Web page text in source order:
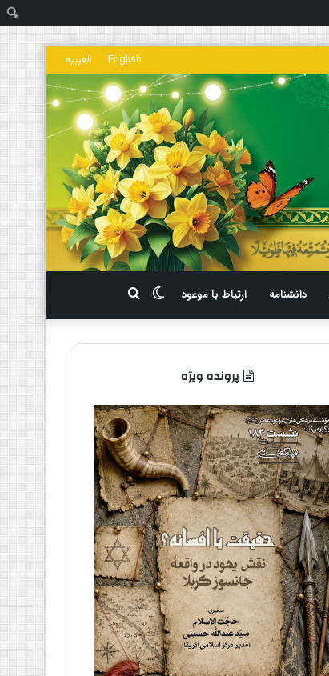
English العربیه
دانشنامه ارتباط با موعود
برای
تغییر
پوسته
پرونده ویژه